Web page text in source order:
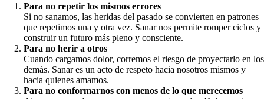
Para no repetir los mismos errores
Si no sanamos, las heridas del pasado se convierten en patrones
que repetimos una y otra vez. Sanar nos permite romper ciclos y
construir un futuro más pleno y consciente.
Para no herir a otros
Cuando cargamos dolor, corremos el riesgo de proyectarlo en los
demás. Sanar es un acto de respeto hacia nosotros mismos y
hacia quienes amamos.
Para no conformarnos con menos de lo que merecemos